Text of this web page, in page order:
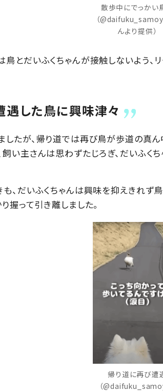
散歩中にでっかい
（
んより提供）
鳥とだいふくちゃんが接触しないよう、
遇した鳥に興味津々
したが、帰り道では再び鳥が歩道の真ん
飼い主さんは思わずたじろぎ、だいふ
も、だいふくちゃんは興味を抑えきれず
握って引き離しました。
帰り道に再び遭
（